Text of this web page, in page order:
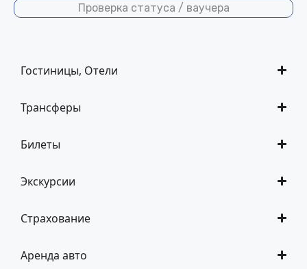
Проверка статуса / ваучера
Гостиницы, Отели
Трансферы
Билеты
Экскурсии
Страхование
Аренда авто